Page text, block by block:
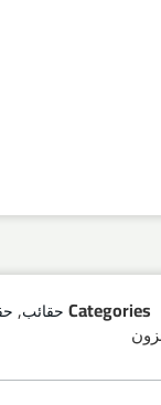
Categories حقائب,